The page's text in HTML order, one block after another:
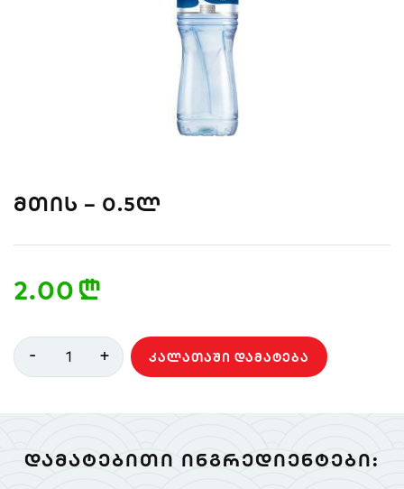
ნიგირები
ᲛᲗᲘᲡ – 0.5Ლ
2.00 n
- 1 + ᲙᲐᲚᲐᲗᲐᲨᲘ ᲓᲐᲛᲐᲢᲔᲑᲐ
ᲓᲐᲛᲐᲢᲔᲑᲘᲗᲘ ᲘᲜᲒᲠᲔᲓᲘᲔᲜᲢᲔᲑᲘ: